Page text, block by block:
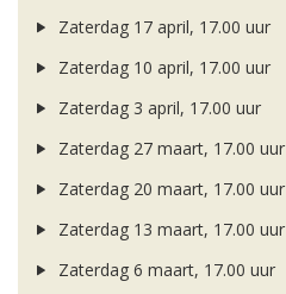
Zaterdag 17 april, 17.00 uur
Zaterdag 10 april, 17.00 uur
Zaterdag 3 april, 17.00 uur
Zaterdag 27 maart, 17.00 uur
Zaterdag 20 maart, 17.00 uur
Zaterdag 13 maart, 17.00 uur
Zaterdag 6 maart, 17.00 uur